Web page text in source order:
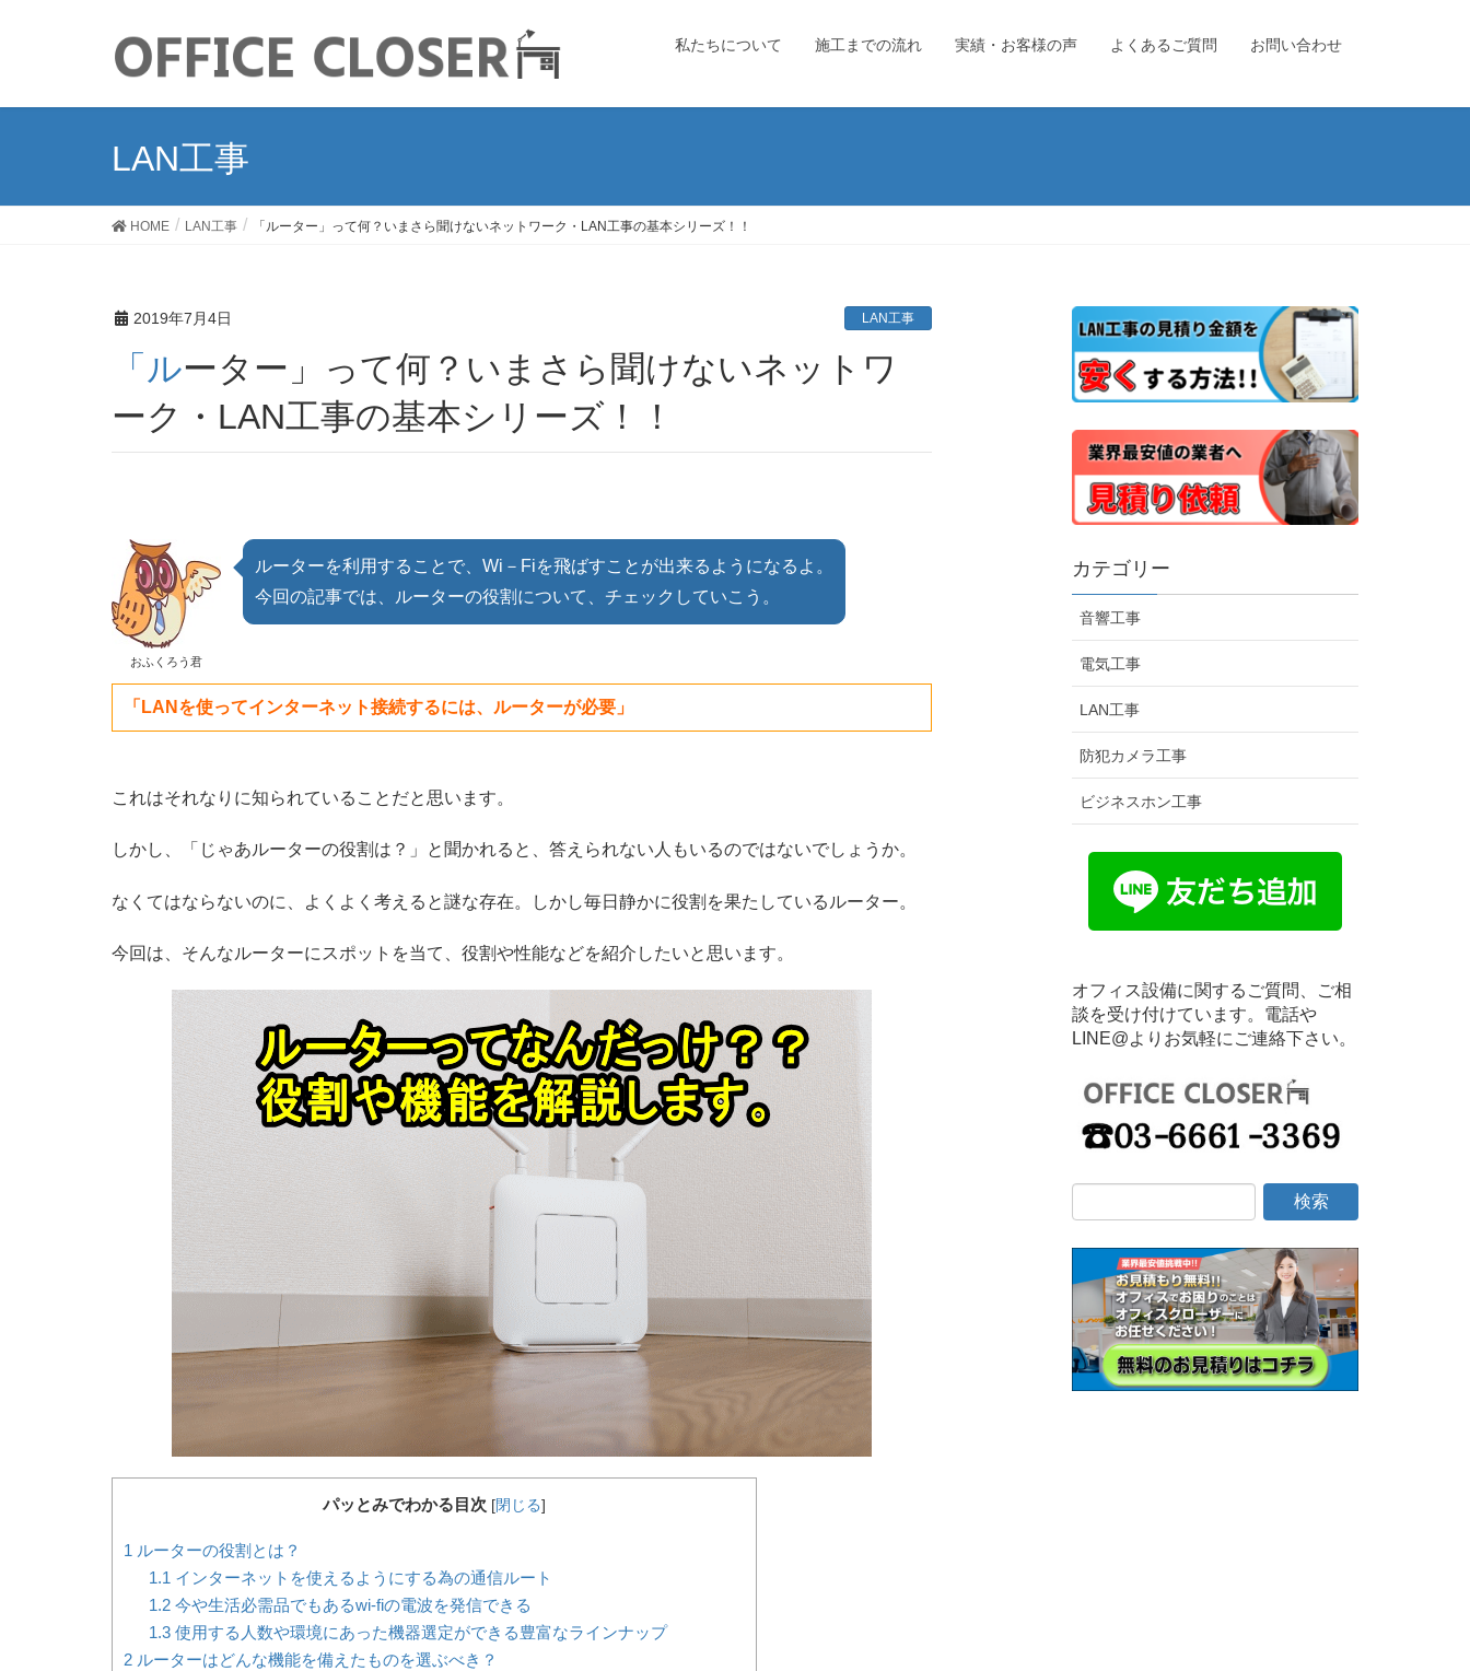
私たちについて 施工までの流れ 実績・お客様の声 よくあるご質問 お問い合わせ
LAN工事
HOME LAN工事 「ルーター」って何？いまさら聞けないネットワーク・LAN工事の基本シリーズ！！
2019年7月4日 LAN工事
「ルーター」って何？いまさら聞けないネットワ
ーク・LAN工事の基本シリーズ！！
おふくろう君
ルーターを利用することで、Wi－Fiを飛ばすことが出来るようになるよ。
今回の記事では、ルーターの役割について、チェックしていこう。
「LANを使ってインターネット接続するには、ルーターが必要」
これはそれなりに知られていることだと思います。
しかし、「じゃあルーターの役割は？」と聞かれると、答えられない人もいるのではないでしょうか。
なくてはならないのに、よくよく考えると謎な存在。しかし毎日静かに役割を果たしているルーター。
今回は、そんなルーターにスポットを当て、役割や性能などを紹介したいと思います。
パッとみでわかる目次 [閉じる]
1 ルーターの役割とは？
1.1 インターネットを使えるようにする為の通信ルート
1.2今や生活必需品でもあるwi-fiの電波を発信できる
1.3使用する人数や環境にあった機器選定ができる豊富なラインナップ
2 ルーターはどんな機能を備えたものを選ぶべき？
カテゴリー
音響工事
電気工事
LAN工事
防犯カメラ工事
ビジネスホン工事
オフィス設備に関するご質問、ご相
談を受け付けています。電話や
LINE@よりお気軽にご連絡下さい。